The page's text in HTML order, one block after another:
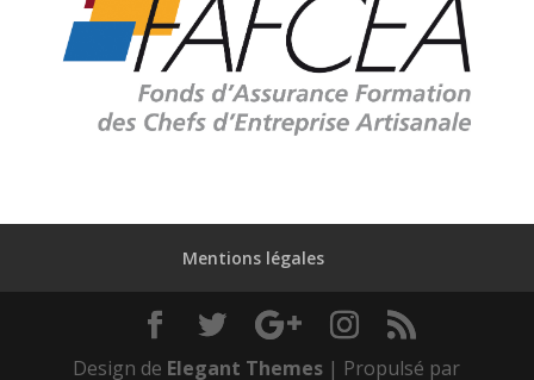
Mentions légales
Design de Elegant Themes | Propulsé par